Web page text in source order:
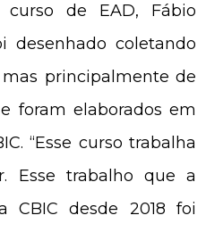
de EAD, Fábio
desenhado coletando
principalmente de
foram elaborados em
“Esse curso trabalha
Esse trabalho que a
desde 2018 foi